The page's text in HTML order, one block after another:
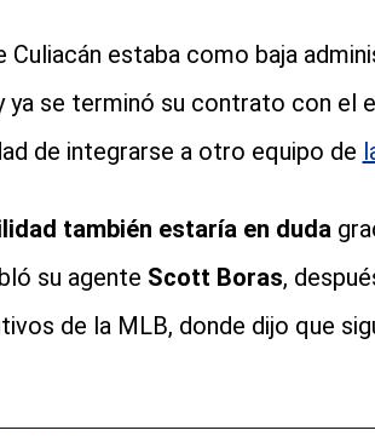
Culiacán estaba como baja
ya se terminó su contrato con el
de integrarse a otro equipo de
también estaría en duda
su agente Scott Boras,
de la MLB, donde dijo que